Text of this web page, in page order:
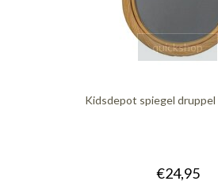
quickshop
Kidsdepot spiegel druppel
€24,95